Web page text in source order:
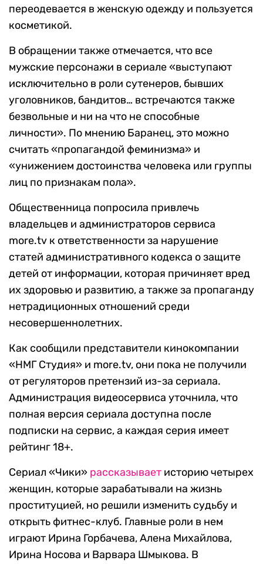
переодевается в женскую одежду и пользуется
косметикой.
В обращении также отмечается, что все
мужские персонажи в сериале «выступают
исключительно в роли сутенеров, бывших
уголовников, бандитов… встречаются также
безвольные и ни на что не способные
личности». По мнению Баранец, это можно
считать «пропагандой феминизма» и
«унижением достоинства человека или группы
лиц по признакам пола».
Общественница попросила привлечь
владельцев и администраторов сервиса
more.tv к ответственности за нарушение
статей административного кодекса о защите
детей от информации, которая причиняет вред
их здоровью и развитию, а также за пропаганду
нетрадиционных отношений среди
несовершеннолетних.
Как сообщили представители кинокомпании
«НМГ Студия» и more.tv, они пока не получили
от регуляторов претензий из-за сериала.
Администрация видеосервиса уточнила, что
полная версия сериала доступна после
подписки на сервис, а каждая серия имеет
рейтинг 18+.
Сериал «Чики» рассказывает историю четырех
женщин, которые зарабатывали на жизнь
проституцией, но решили изменить судьбу и
открыть фитнес-клуб. Главные роли в нем
играют Ирина Горбачева, Алена Михайлова,
Ирина Носова и Варвара Шмыкова. В